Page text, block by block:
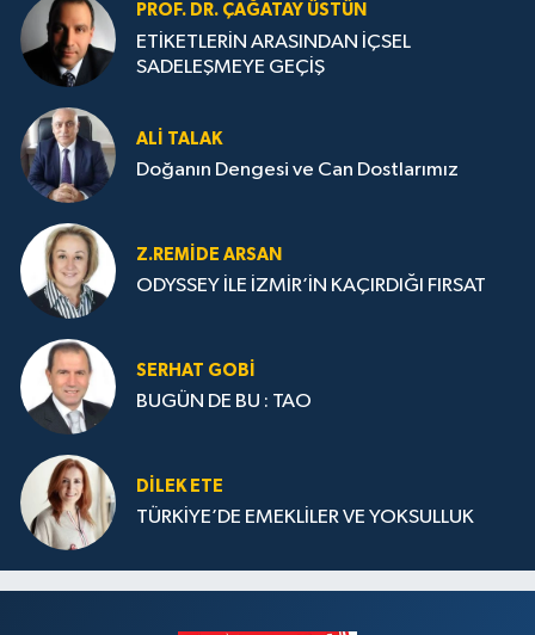
PROF. DR. ÇAĞATAY ÜSTÜN
ETİKETLERİN ARASINDAN İÇSEL
SADELEŞMEYE GEÇİŞ
ALI TALAK
Doğanın Dengesi ve Can Dostlarımız
Z.REMIDE ARSAN
ODYSSEY İLE İZMİR’İN KAÇIRDIĞI FIRSAT
SERHAT GOBİ
BUGÜN DE BU : TAO
DILEK ETE
TÜRKİYE’DE EMEKLİLER VE YOKSULLUK